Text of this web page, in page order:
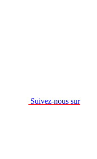
Suivez-nous sur